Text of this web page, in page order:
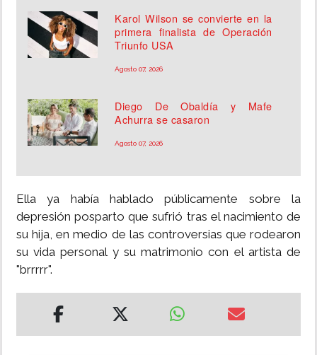
Karol Wilson se convierte en la
primera finalista de Operación
Triunfo USA
Agosto 07, 2026
Diego De Obaldía y Mafe
Achurra se casaron
Agosto 07, 2026
Ella ya había hablado públicamente sobre la
depresión posparto que sufrió tras el nacimiento de
su hija, en medio de las controversias que rodearon
su vida personal y su matrimonio con el artista de
"brrrrr".